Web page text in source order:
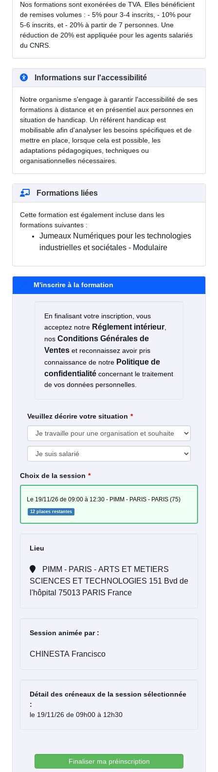
Nos formations sont exonérées de TVA. Elles bénéficient
de remises volumes : - 5% pour 3-4 inscrits, - 10% pour
5-6 inscrits, et - 20% à partir de 7 personnes. Une
réduction de 20% est appliquée pour les agents salariés
du CNRS.
Informations sur l'accessibilité
Notre organisme s'engage à garantir l'accessibilité de ses
formations à distance et en présentiel aux personnes en
situation de handicap. Un référent handicap est
mobilisable afin d'analyser les besoins spécifiques et de
mettre en place, lorsque cela est possible, les
adaptations pédagogiques, techniques ou
organisationnelles nécessaires.
Formations liées
Cette formation est également incluse dans les
formations suivantes :
Jumeaux Numériques pour les technologies
industrielles et sociétales - Modulaire
M'inscrire à la formation
En finalisant votre inscription, vous
acceptez notre Réglement intérieur,
nos Conditions Générales de
Ventes et reconnaissez avoir pris
connaissance de notre Politique de
confidentialité concernant le traitement
de vos données personnelles.
Veuillez décrire votre situation
Choix de la session
le 19/11/26 de 09:00 à 12:30 - PIMM - PARIS - PARIS (75)
12 places restantes
Lieu
SCIENCES ET TECHNOLOGIES 151 Bvd de
l'hôpital 75013 PARIS France
Session animée par :
CHINESTA Francisco
Détail des créneaux de la session sélectionnée
:
le 19/11/26 de 09h00 à 12h30
Finaliser ma préinscription